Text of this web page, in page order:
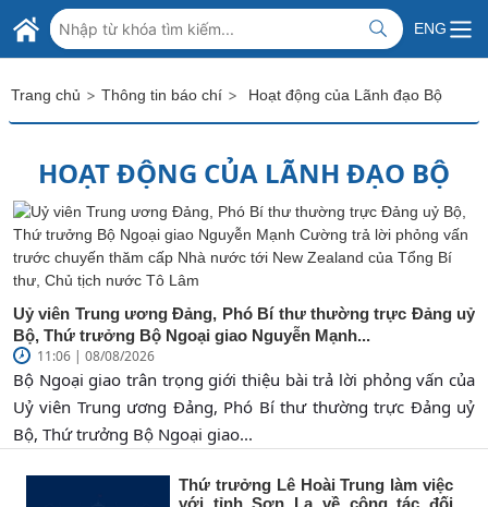
Skip to Main Content
BỘ NGOẠI GIAO VIỆT NAM
MINISTRY OF FOREIGN AFFAIRS
ENG
Trang chủ > Thông tin báo chí > Hoạt động của Lãnh đạo Bộ
HOẠT ĐỘNG CỦA LÃNH ĐẠO BỘ
Uỷ viên Trung ương Đảng, Phó Bí thư thường trực Đảng uỷ
Bộ, Thứ trưởng Bộ Ngoại giao Nguyễn Mạnh...
11:06 | 08/08/2026
Bộ Ngoại giao trân trọng giới thiệu bài trả lời phỏng vấn của
Uỷ viên Trung ương Đảng, Phó Bí thư thường trực Đảng uỷ
Bộ, Thứ trưởng Bộ Ngoại giao...
Thứ trưởng Lê Hoài Trung làm việc
với tỉnh Sơn La về công tác đối